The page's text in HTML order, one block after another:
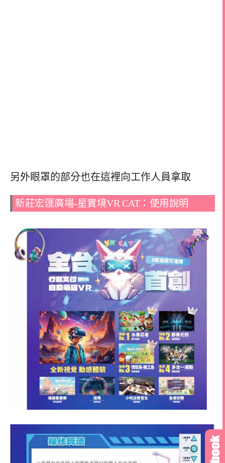
另外眼罩的部分也在這裡向工作人員拿取
新莊宏匯廣場-星實境VR CAT：使用說明